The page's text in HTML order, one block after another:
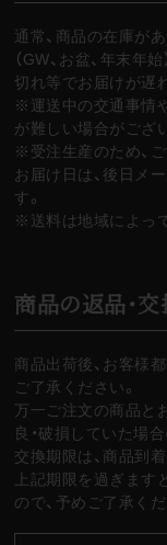
通常、商品の在庫が
（GW、お盆、年末年
切れ等でお届けが遅
※運送中の交通事情
が難しい場合がござ
※受注生産のため、
お届け日は、後日メ
す。
※送料は地域によっ
商品の返品・
商品出荷後、お客様
ご了承ください。
万一ご注文の商品と
良・破損していた場
交換期限は、商品到
上記期限を過ぎます
ので、予めご了承くだ